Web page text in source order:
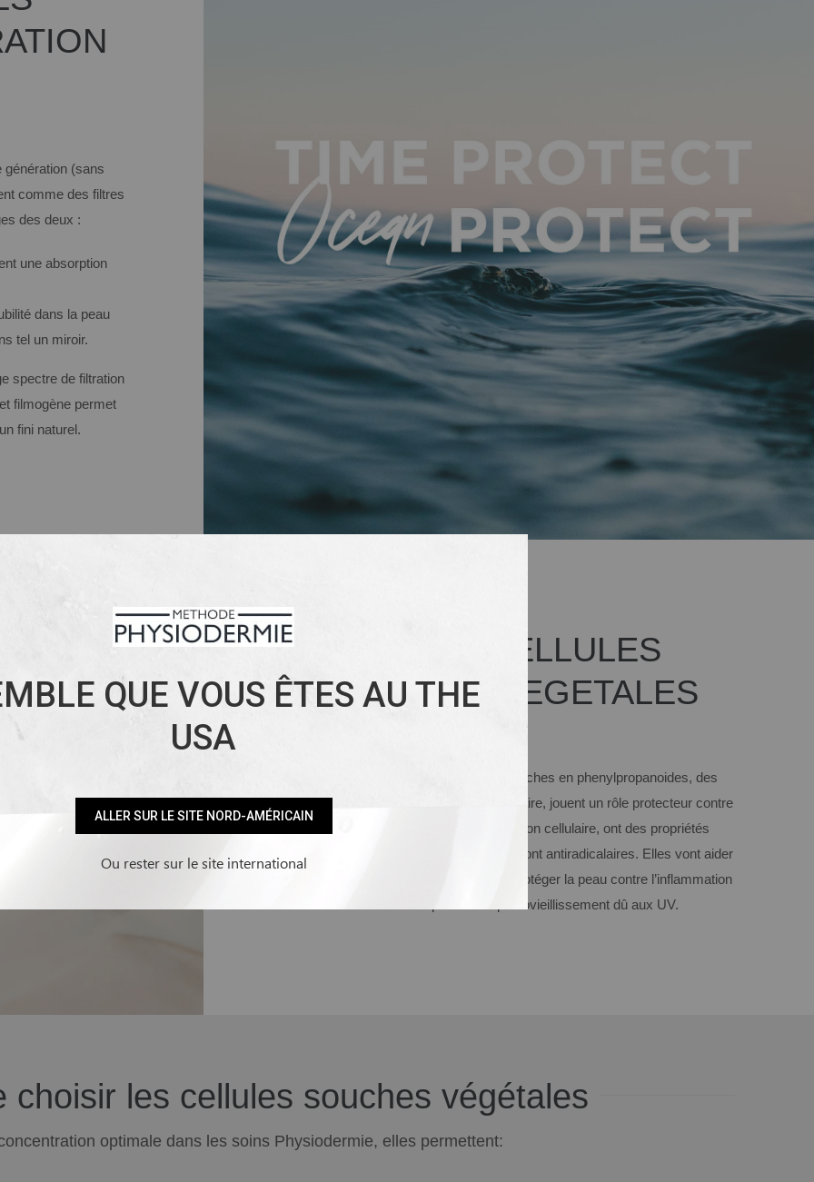
(sans
comme des filtres
des deux :
une absorption
dans la peau
tel un miroir.
spectre de filtration
filmogène permet
fini naturel.
FOCUS CELLULES
SOUCHES VEGETALES
Les cellules souches végétales, très riches en phenylpropanoides, des
composants essentiels de la paroi cellulaire, jouent un rôle protecteur contre
les rayons UV, boostent la regeneration cellulaire, ont des propriétés
antioxydantes et anti-inflammatoires et sont antiradicalaires. Elles vont aider
à stimuler la detoxification cellulaire, à protéger la peau contre l’inflammation
due au soleil et prévenir le photovieillissement dû aux UV.
choisir les cellules souches végétales
optimale dans les soins Physiodermie, elles permettent:
QUE VOUS ÊTES AU THE
USA
ALLER SUR LE SITE NORD-AMÉRICAIN
Ou rester sur le site international